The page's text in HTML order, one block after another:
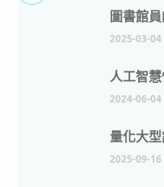
2025-03-04
2024-06-04
2025-09-16